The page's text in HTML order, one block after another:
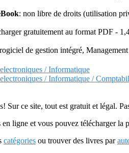
: non libre de droits (utilisation
gratuitement au format PDF -
de gestion intégré,
/ Informatique
/ Informatique /
Sur ce site, tout est gratuit et légal.
ligne et vous pouvez télécharger
catégories ou trouver des livres par